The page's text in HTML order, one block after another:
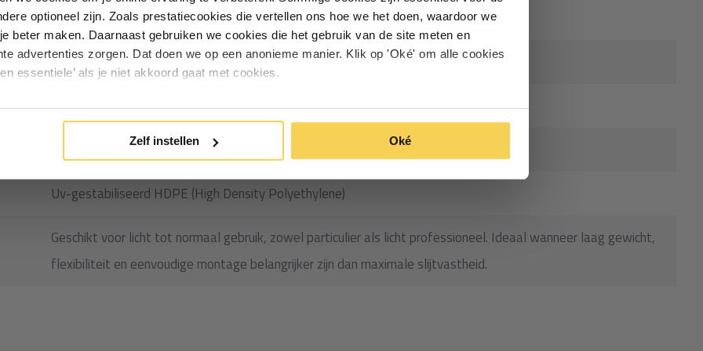
optioneel zijn. Zoals prestatiecookies die vertellen ons hoe we het doen, waardoor we
beter maken. Daarnaast gebruiken we cookies die het gebruik van de site meten en
advertenties zorgen. Dat doen we op een anonieme manier. Klik op 'Oké' om alle cookies
essentiele’ als je niet akkoord gaat met cookies.
Zelf instellen Oké
langdurig of intensief gebruik
gaasdoekenmet
13319
Gaasdoek fijnmazig HDPE
180x300 cm (1,8×3 m)
Uv-gestabiliseerd HDPE (High Density Polyethylene)
Geschikt voor licht tot normaal gebruik, zowel particulier als licht professioneel. Ideaal wanneer laag gewicht,
flexibiliteit en eenvoudige montage belangrijker zijn dan maximale slijtvastheid.
Particulier Zakelijk
Inschrijven